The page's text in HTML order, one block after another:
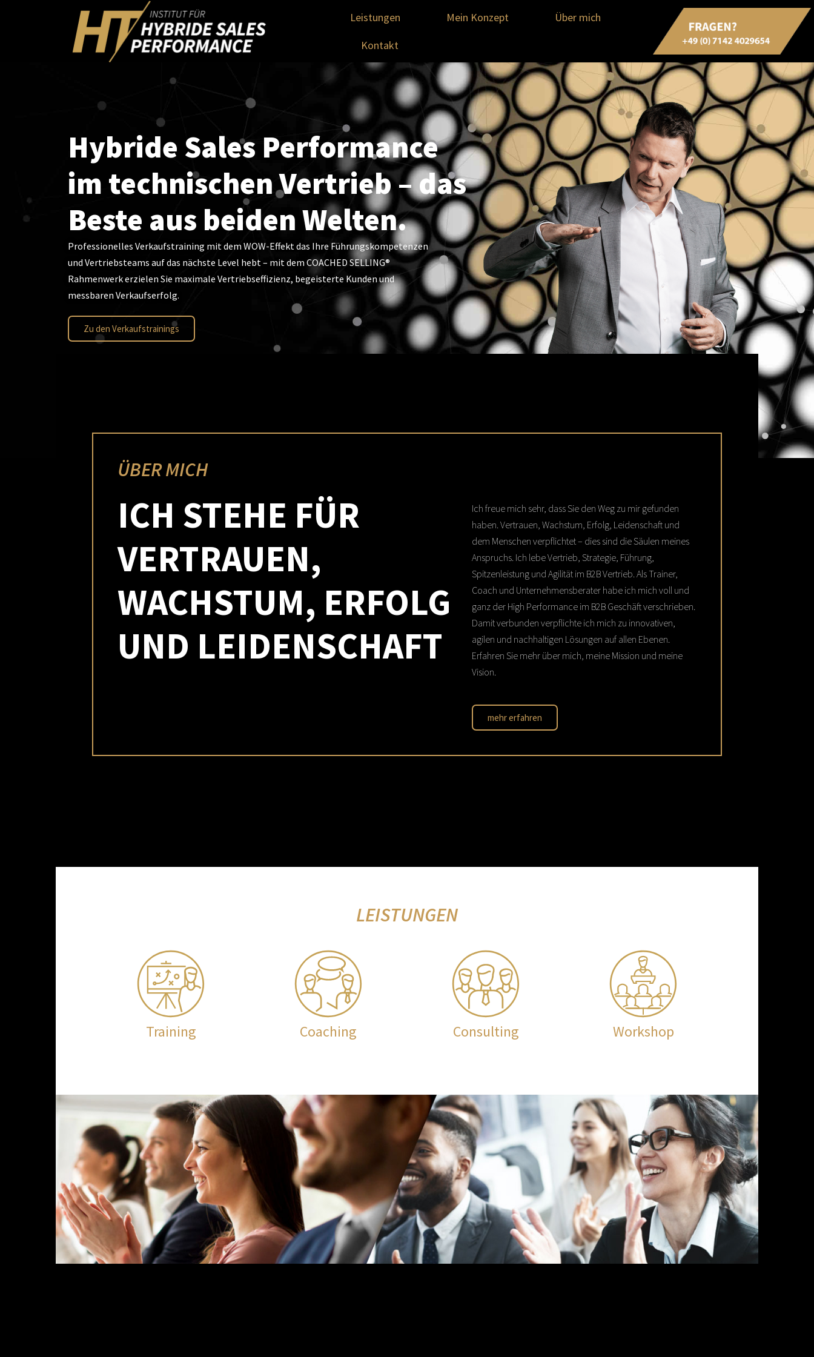
Leistungen Mein Konzept
Über mich
Kontakt
Hybride Sales Performance
im technischen Vertrieb – das
Beste aus beiden Welten.
Professionelles Verkaufstraining mit dem WOW-Effekt das Ihre Führungskompetenzen
und Vertriebsteams auf das nächste Level hebt – mit dem COACHED SELLING®
Rahmenwerk erzielen Sie maximale Vertriebseffizienz, begeisterte Kunden und
messbaren Verkaufserfolg.
Zu den Verkaufstrainings
ÜBER MICH
ICH STEHE FÜR
VERTRAUEN,
WACHSTUM, ERFOLG
UND LEIDENSCHAFT
Ich freue mich sehr, dass Sie den Weg zu mir gefunden
haben. Vertrauen, Wachstum, Erfolg, Leidenschaft und
dem Menschen verpflichtet – dies sind die Säulen meines
Anspruchs. Ich lebe Vertrieb, Strategie, Führung,
Spitzenleistung und Agilität im B2B Vertrieb. Als Trainer,
Coach und Unternehmensberater habe ich mich voll und
ganz der High Performance im B2B Geschäft verschrieben.
Damit verbunden verpflichte ich mich zu innovativen,
agilen und nachhaltigen Lösungen auf allen Ebenen.
Erfahren Sie mehr über mich, meine Mission und meine
Vision.
mehr erfahren
LEISTUNGEN
Training Coaching Consulting Workshop